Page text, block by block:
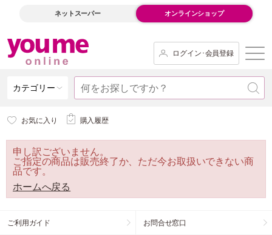
ネットスーパー オンラインショップ
ログイン･会員登録
カテゴリー
お気に入り 購入履歴
申し訳ございません。
ご指定の商品は販売終了か、ただ今お取扱いできない商
品です。
ホームへ戻る
ご利用ガイド お問合せ窓口